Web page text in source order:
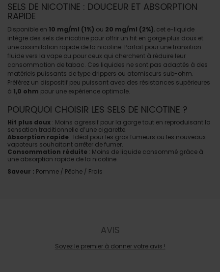
SELS DE NICOTINE : DOUCEUR ET ABSORPTION
RAPIDE
Disponible en 10 mg/ml (1%) ou 20 mg/ml (2%), cet e-liquide
intègre des sels de nicotine pour offrir un hit en gorge plus doux et
une assimilation rapide de la nicotine. Parfait pour une transition
fluide vers la vape ou pour ceux qui cherchent à réduire leur
consommation de tabac. Ces liquides ne sont pas adaptés à des
matériels puissants de type drippers ou atomiseurs sub-ohm.
Préférez un dispositif peu puissant avec des résistances supérieures
à 1,0 ohm pour une expérience optimale.
POURQUOI CHOISIR LES SELS DE NICOTINE ?
Hit plus doux : Moins agressif pour la gorge tout en reproduisant la
sensation traditionnelle d’une cigarette.
Absorption rapide : Idéal pour les gros fumeurs ou les nouveaux
vapoteurs souhaitant arrêter de fumer.
Consommation réduite : Moins de liquide consommé grâce à
une absorption rapide de la nicotine.
Saveur : Pomme / Pêche / Frais
AVIS
Soyez le premier à donner votre avis !